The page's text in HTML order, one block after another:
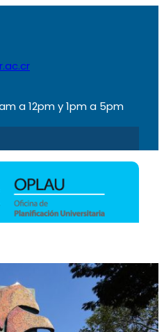
a 12pm y 1pm a 5pm